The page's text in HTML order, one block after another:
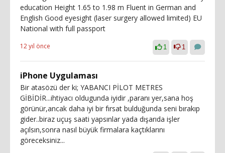
education Height 1.65 to 1.98 m Fluent in German and
English Good eyesight (laser surgery allowed limited) EU
National with full passport
12 yıl önce 1 1
iPhone Uygulaması
Bir atasözü der ki; YABANCI PİLOT METRES
GİBİDİR...ihtiyacı oldugunda iyidir ,paranı yer,sana hoş
görünür,ancak daha iyi bir fırsat bulduğunda seni bırakıp
gider..biraz uçuş saati yapsınlar yada dışarıda işler
açılsın,sonra nasıl büyük firmalara kaçtıklarını
göreceksiniz...